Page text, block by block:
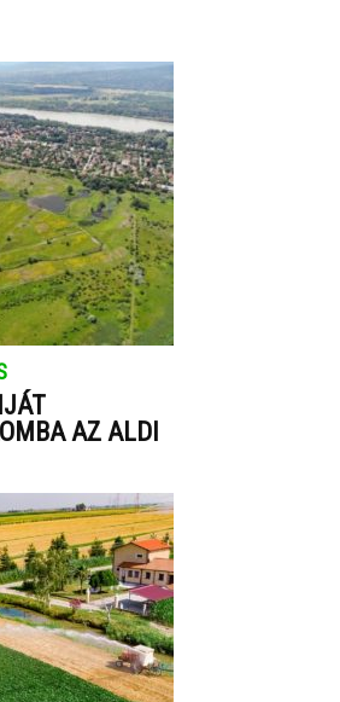
AZ ALDI